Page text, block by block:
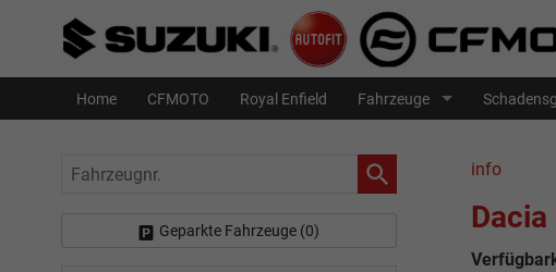
Home CFMOTO Royal Enfield Fahrzeuge
info
Fahrzeugnr.
Geparkte Fahrzeuge (0)